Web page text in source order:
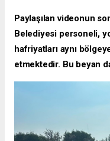
Paylaşılan videonun
Belediyesi personeli,
hafriyatları aynı
etmektedir. Bu beyan